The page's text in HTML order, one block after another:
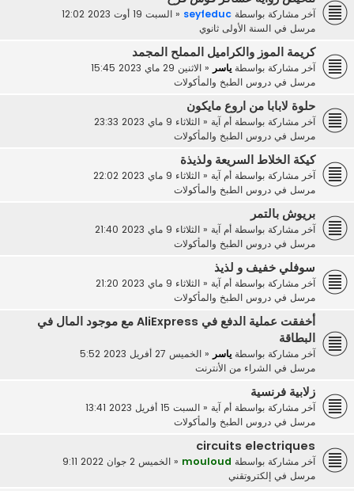
آخر مشاركة بواسطة seyfeduc
« السبت 19 أوت 2023 12:02
مرسل في السنة الأولى ثانوي
كريمة الموز والكراميل المملح المجمد
آخر مشاركة بواسطة ياسر« الاثنين 29 ماي 2023 15:45
مرسل في دروس الطبخ والمأكولات
حلوة لابابا من اروع مايكون
آخر مشاركة بواسطة أم آية« الثلاثاء 9 ماي 2023 23:33
مرسل في دروس الطبخ والمأكولات
كيكة الخلاط السريعة ولذيذة
آخر مشاركة بواسطة أم آية« الثلاثاء 9 ماي 2023 22:02
مرسل في دروس الطبخ والمأكولات
بريوش بالتمر
آخر مشاركة بواسطة أم آية« الثلاثاء 9 ماي 2023 21:40
مرسل في دروس الطبخ والمأكولات
سوفلي خفيف و لذيذ
آخر مشاركة بواسطة أم آية« الثلاثاء 9 ماي 2023 21:20
مرسل في دروس الطبخ والمأكولات
أخفقت عملية الدفع في AliExpress مع موجود المال في
البطاقة
آخر مشاركة بواسطة ياسر« الخميس 27 أفريل 2023 5:52
مرسل في الشراء من الأنترنت
زلابية فرنسية
آخر مشاركة بواسطة أم آية« السبت 15 أفريل 2023 13:41
مرسل في دروس الطبخ والمأكولات
circuits electriques
آخر مشاركة بواسطة mouloud
« الخميس 2 جوان 2022 9:11
مرسل في إلكتروتقني